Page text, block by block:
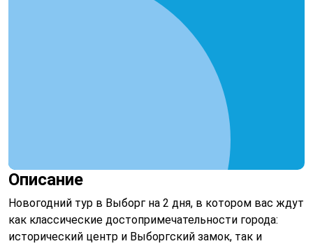
Описание
Новогодний тур в Выборг на 2 дня, в котором вас ждут
как классические достопримечательности города:
исторический центр и Выборгский замок, так и